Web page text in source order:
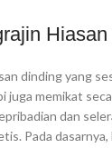
dinding yang
juga memikat
dan
Pada